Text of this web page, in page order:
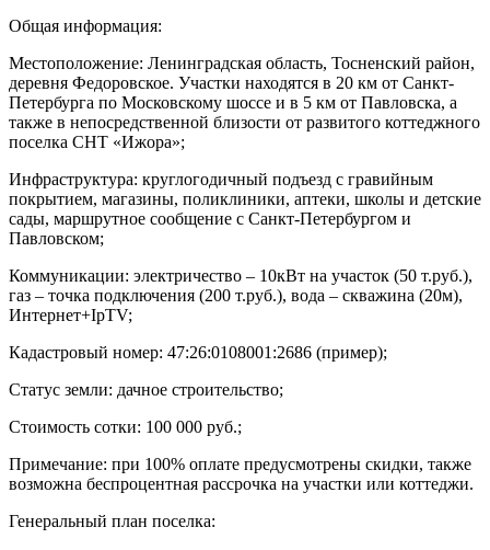
Общая информация:
Местоположение: Ленинградская область, Тосненский район,
деревня Федоровское. Участки находятся в 20 км от Санкт-
Петербурга по Московскому шоссе и в 5 км от Павловска, а
также в непосредственной близости от развитого коттеджного
поселка СНТ «Ижора»;
Инфраструктура: круглогодичный подъезд с гравийным
покрытием, магазины, поликлиники, аптеки, школы и детские
сады, маршрутное сообщение с Санкт-Петербургом и
Павловском;
Коммуникации: электричество – 10кВт на участок (50 т.руб.),
газ – точка подключения (200 т.руб.), вода – скважина (20м),
Интернет+IpTV;
Кадастровый номер: 47:26:0108001:2686 (пример);
Статус земли: дачное строительство;
Стоимость сотки: 100 000 руб.;
Примечание: при 100% оплате предусмотрены скидки, также
возможна беспроцентная рассрочка на участки или коттеджи.
Генеральный план поселка: